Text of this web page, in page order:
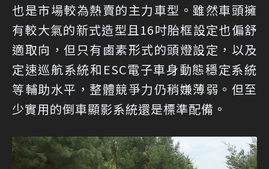
也是市場較為熱賣的主力車型。雖然車頭擁
有較大氣的新式造型且16吋胎框設定也偏舒
適取向，但只有鹵素形式的頭燈設定，以及
定速巡航系統和ESC電子車身動態穩定系統
等輔助水平，整體競爭力仍稍嫌薄弱。但至
少實用的倒車顯影系統還是標準配備。